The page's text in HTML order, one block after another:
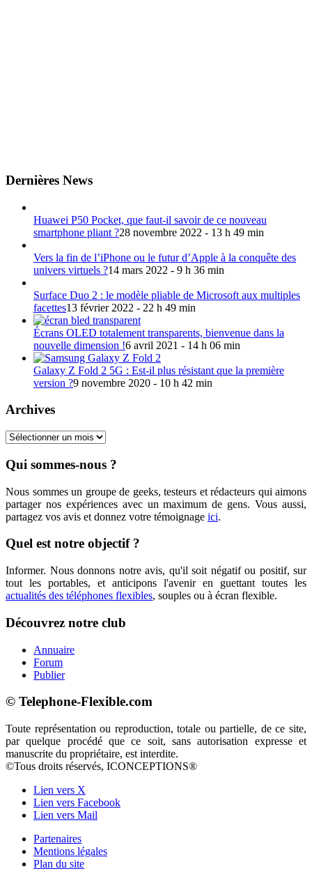
Dernières News
Huawei P50 Pocket, que faut-il savoir de ce nouveau
smartphone pliant ?28 novembre 2022 - 13 h 49 min
Vers la fin de l’iPhone ou le futur d’Apple à la conquête des
univers virtuels ?14 mars 2022 - 9 h 36 min
Surface Duo 2 : le modèle pliable de Microsoft aux multiples
facettes13 février 2022 - 22 h 49 min
Écrans OLED totalement transparents, bienvenue dans la
nouvelle dimension !6 avril 2021 - 14 h 06 min
Galaxy Z Fold 2 5G : Est-il plus résistant que la première
version ?9 novembre 2020 - 10 h 42 min
Archives
Archives
Qui sommes-nous ?
Nous sommes un groupe de geeks, testeurs et rédacteurs qui aimons
partager nos expériences avec un maximum de gens. Vous aussi,
partagez vos avis et donnez votre témoignage ici.
Quel est notre objectif ?
Informer. Nous donnons notre avis, qu'il soit négatif ou positif, sur
tout les portables, et anticipons l'avenir en guettant toutes les
actualités des téléphones flexibles, souples ou à écran flexible.
Découvrez notre club
Annuaire
Forum
Publier
© Telephone-Flexible.com
Toute représentation ou reproduction, totale ou partielle, de ce site,
par quelque procédé que ce soit, sans autorisation expresse et
manuscrite du propriétaire, est interdite.
©Tous droits réservés, ICONCEPTIONS®
Lien vers X
Lien vers Facebook
Lien vers Mail
Partenaires
Mentions légales
Plan du site